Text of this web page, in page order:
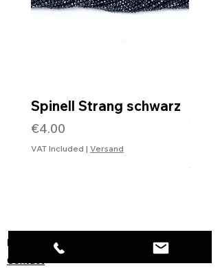
Spinell Strang schwarz
Price
€4.00
VAT Included | Versand
VAT
Information
Contact